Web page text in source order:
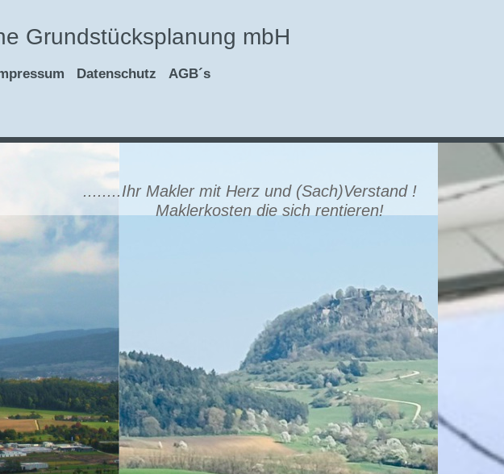
Grundstücksplanung mbH
Datenschutz AGB´s
mit Herz und (Sach)Verstand !
die sich rentieren!